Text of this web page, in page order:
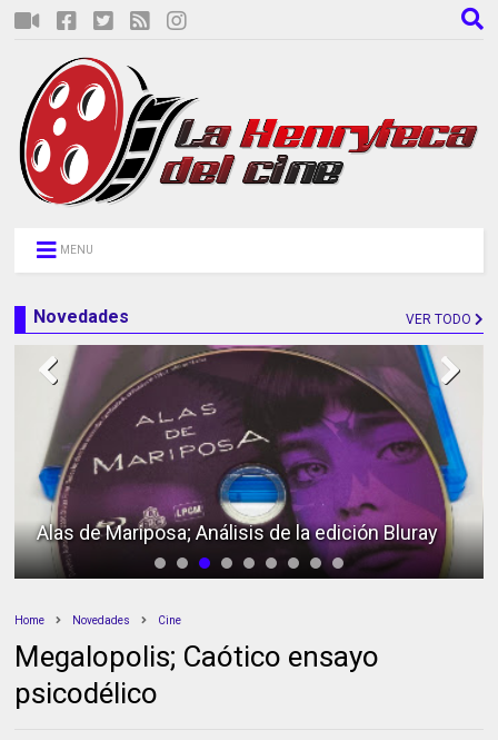
MENU
Novedades VER TODO
Homicidio en primer grado; Análisis de la
edición Bluray
Home Novedades Cine
Megalopolis; Caótico ensayo
psicodélico